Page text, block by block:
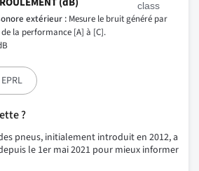
extérieur : Mesure le bruit généré par
la performance [A] à [C].
?
pneus, initialement introduit en 2012, a
le 1er mai 2021 pour mieux informer